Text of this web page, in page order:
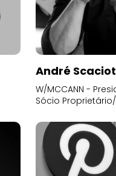
André
W/MCCANN -
Sócio